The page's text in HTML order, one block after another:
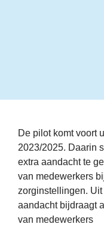
De pilot komt voort
2023/2025. Daarin
extra aandacht te
van medewerkers
zorginstellingen.
aandacht bijdraagt
van medewerkers